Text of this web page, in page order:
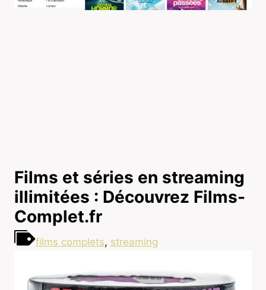
Films et séries en streaming
illimitées : Découvrez Films-
Complet.fr
films complets, streaming